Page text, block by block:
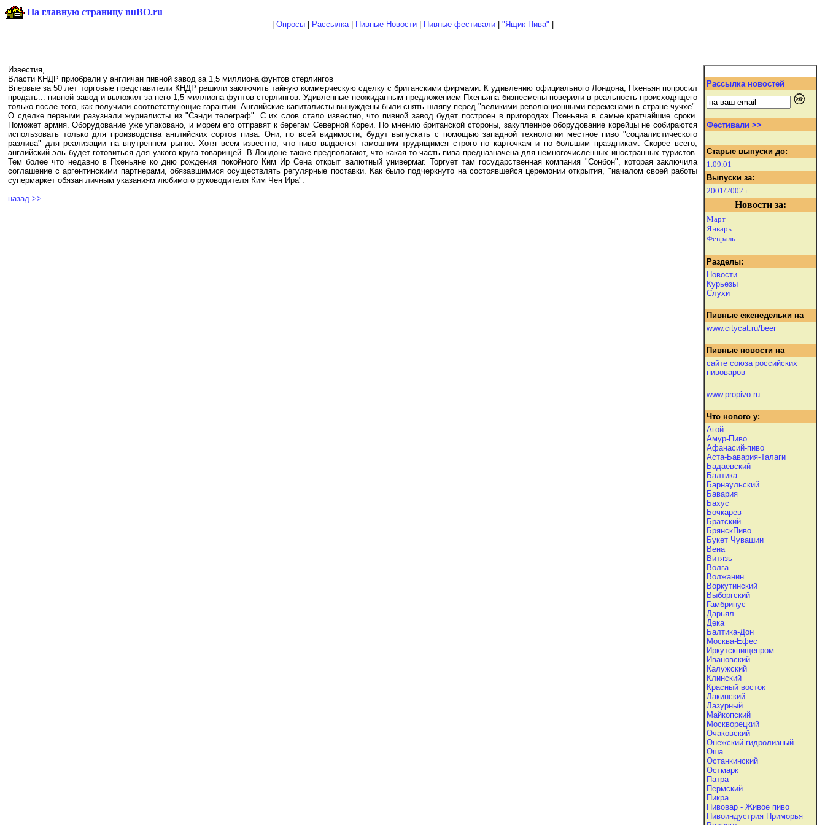
На главную страницу nuBO.ru
Опросы| Рассылка| Пивные Новости| Пивные фестивали| "Ящик Пива"
Известия,
Власти КНДР приобрели у англичан пивной завод за 1,5 миллиона фунтов стерлингов
Впервые за 50 лет торговые представители КНДР решили заключить тайную коммерческую сделку с британскими фирмами. К удивлению официального Лондона, Пхеньян попросил
продать... пивной завод и выложил за него 1,5 миллиона фунтов стерлингов. Удивленные неожиданным предложением Пхеньяна бизнесмены поверили в реальность происходящего
только после того, как получили соответствующие гарантии. Английские капиталисты вынуждены были снять шляпу перед "великими революционными переменами в стране чучхе".
О сделке первыми разузнали журналисты из "Санди телеграф". С их слов стало известно, что пивной завод будет построен в пригородах Пхеньяна в самые кратчайшие сроки.
Поможет армия. Оборудование уже упаковано, и морем его отправят к берегам Северной Кореи. По мнению британской стороны, закупленное оборудование корейцы не собираются
использовать только для производства английских сортов пива. Они, по всей видимости, будут выпускать с помощью западной технологии местное пиво "социалистического
разлива" для реализации на внутреннем рынке. Хотя всем известно, что пиво выдается тамошним трудящимся строго по карточкам и по большим праздникам. Скорее всего,
английский эль будет готовиться для узкого круга товарищей. В Лондоне также предполагают, что какая-то часть пива предназначена для немногочисленных иностранных туристов.
Тем более что недавно в Пхеньяне ко дню рождения покойного Ким Ир Сена открыт валютный универмаг. Торгует там государственная компания "Сонбон", которая заключила
соглашение с аргентинскими партнерами, обязавшимися осуществлять регулярные поставки. Как было подчеркнуто на состоявшейся церемонии открытия, "началом своей работы
супермаркет обязан личным указаниям любимого руководителя Ким Чен Ира".
назад >>
Рассылка новостей
Фестивали >>
Старые выпуски до:
1.09.01
Выпуски за:
2001/2002 г
Новости за:
Март
Январь
Февраль
Разделы:
Новости
Курьезы
Слухи
Пивные еженедельки на
www.citycat.ru/beer
Пивные новости на
сайте союза российских
пивоваров
www.propivo.ru
Что нового у:
Агой
Амур-Пиво
Афанасий-пиво
Аста-Бавария-Талаги
Бадаевский
Балтика
Барнаульский
Бавария
Бахус
Бочкарев
Братский
БрянскПиво
Букет Чувашии
Вена
Витязь
Волга
Волжанин
Воркутинский
Выборгский
Гамбринус
Дарьял
Дека
Балтика-Дон
Москва-Ефес
Иркутскпищепром
Ивановский
Калужский
Клинский
Красный восток
Лакинский
Лазурный
Майкопский
Москворецкий
Очаковский
Онежский гидролизный
Оша
Останкинский
Остмарк
Патра
Пермский
Пикра
Пивовар - Живое пиво
Пивоиндустрия Приморья